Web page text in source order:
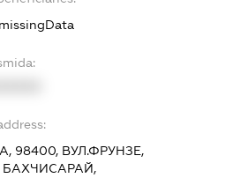
98400, ВУЛ.ФРУНЗЕ,
БАХЧИСАРАЙ,